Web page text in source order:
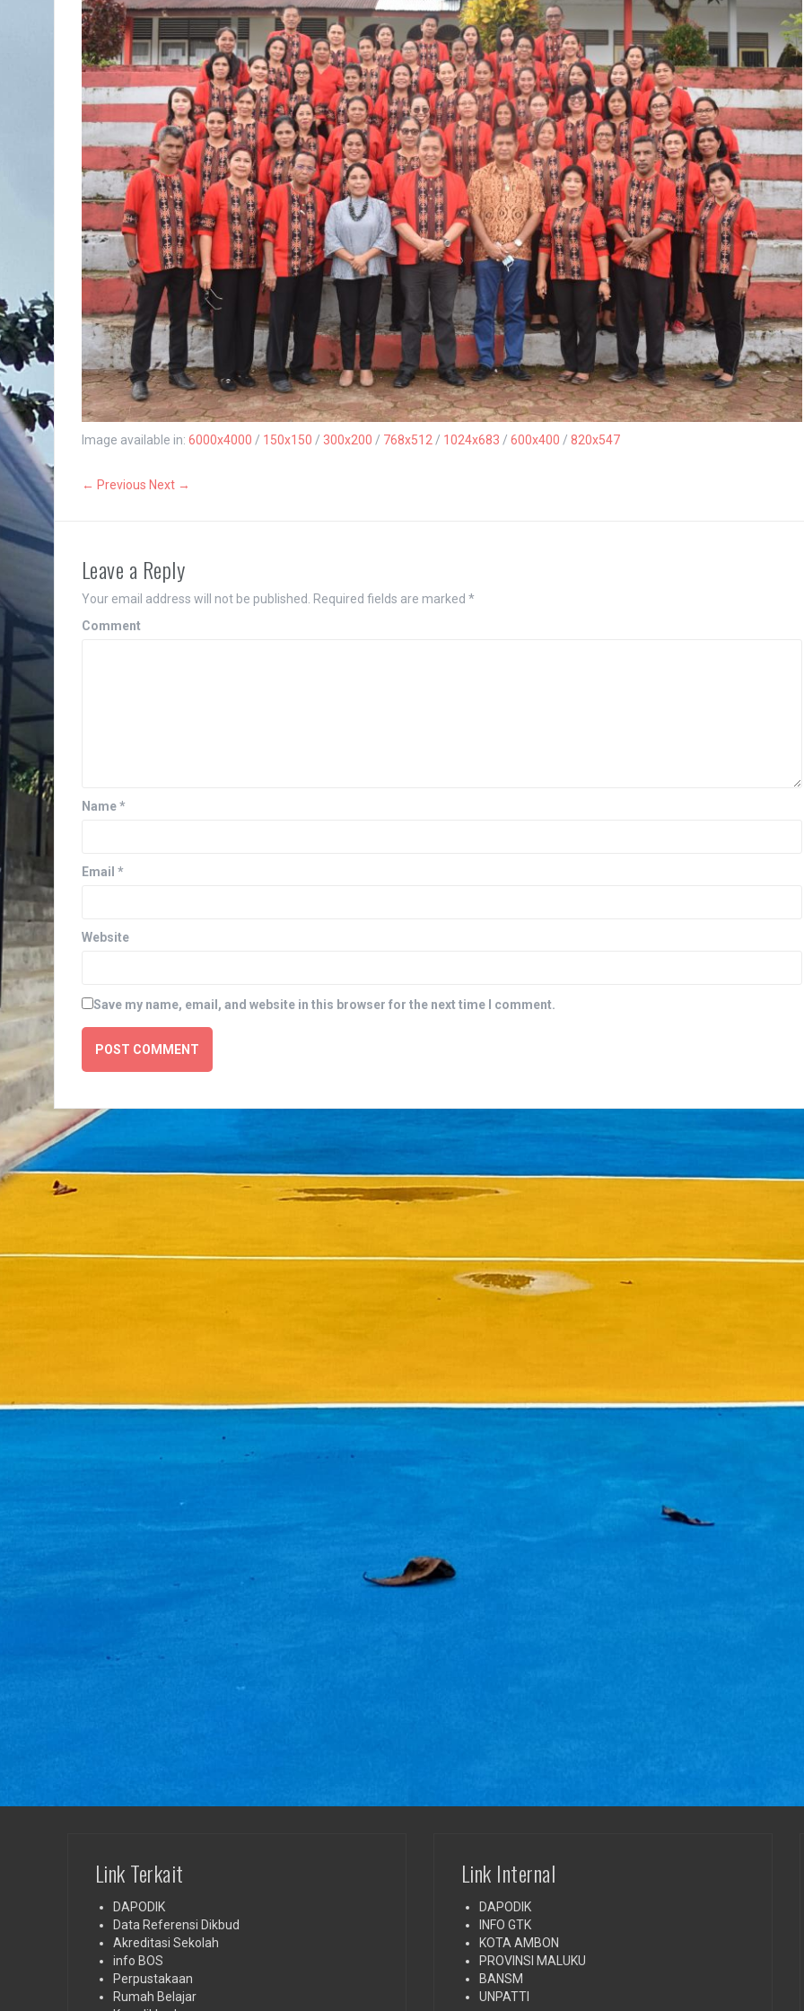
Image available in: 6000x4000 / 150x150 / 300x200 / 768x512 / 1024x683 / 600x400 / 820x547
← Previous Next →
Leave a Reply
Your email address will not be published. Required fields are marked *
Comment
Name*
Email *
Website
Save my name, email, and website in this browser for the next time I comment.
Link Terkait
DAPODIK
Data Referensi Dikbud
Akreditasi Sekolah
info BOS
Perpustakaan
Rumah Belajar
Link Internal
DAPODIK
INFO GTK
KOTA AMBON
PROVINSI MALUKU
BANSM
UNPATTI